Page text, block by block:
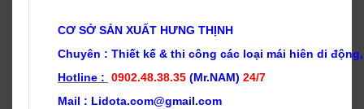
CƠ SỞ SẢN XUẤT HƯNG THỊNH
Chuyên : Thiết kế & thi công các loại mái hiên di
Hotline : 0902.48.38.35 (Mr.NAM) 24/7
Mail : Lidota.com@gmail.com